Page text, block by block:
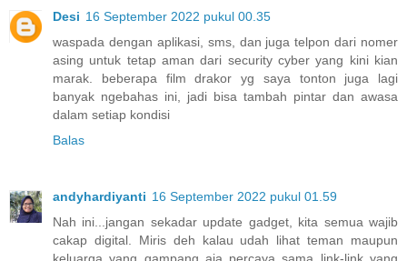
Desi 16 September 2022 pukul 00.35
waspada dengan aplikasi, sms, dan juga telpon dari nomer
asing untuk tetap aman dari security cyber yang kini kian
marak. beberapa film drakor yg saya tonton juga lagi
banyak ngebahas ini, jadi bisa tambah pintar dan awasa
dalam setiap kondisi
Balas
andyhardiyanti 16 September 2022 pukul 01.59
Nah ini...jangan sekadar update gadget, kita semua wajib
cakap digital. Miris deh kalau udah lihat teman maupun